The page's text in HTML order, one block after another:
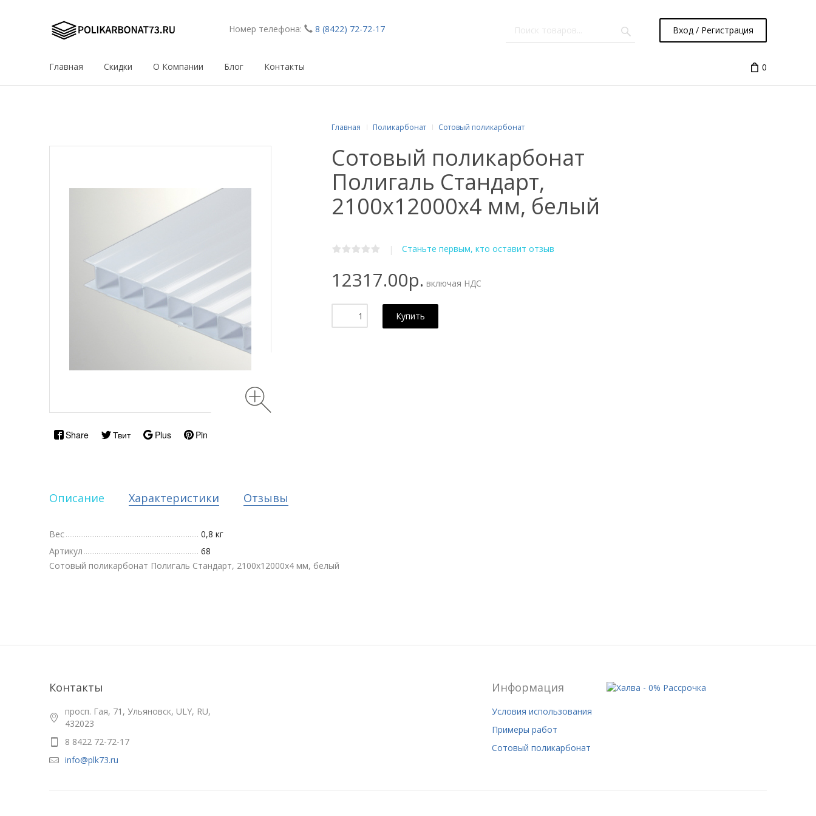
Номер телефона: 8 (8422) 72-72-17 Вход / Регистрация
Главная Скидки О Компании Блог Контакты 0
Share Твит Plus Pin
Главная Поликарбонат Сотовый поликарбонат
Сотовый поликарбонат
Полигаль Стандарт,
2100х12000x4 мм, белый
| Станьте первым, кто оставит отзыв
12317.00р. включая НДС
Купить
Описание Характеристики Отзывы
Вес
0,8 кг
Артикул
68
Сотовый поликарбонат Полигаль Стандарт, 2100х12000x4 мм, белый
Контакты
просп. Гая, 71, Ульяновск, ULY, RU,
432023
8 8422 72-72-17
info@plk73.ru
Информация
Условия использования
Примеры работ
Сотовый поликарбонат